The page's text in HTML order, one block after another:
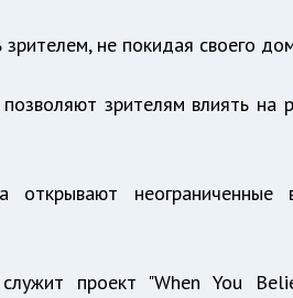
не покидая своего
зрителям влиять на
открывают неограниченные
проект "When You